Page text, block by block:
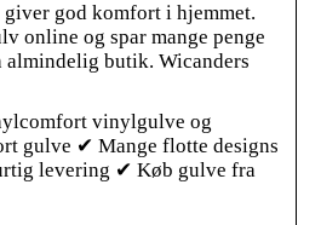
god komfort i hjemmet.
online og spar mange penge
almindelig butik. Wicanders
vinylgulve og
gulve ✔ Mange flotte designs
levering ✔ Køb gulve fra